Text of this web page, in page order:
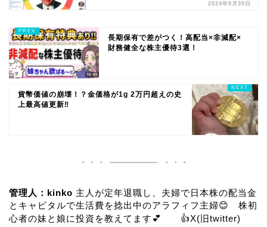
2024年9月30日
長期保有で差がつく！高配当×非減配×
財務健全な株主優待3選！
貨幣価値の崩壊！？金価格が1g 2万円超えの史
上最高値更新‼️
管理人：kinko 主人が定年退職し、夫婦で日本株の配当金
とキャピタルで生活費を捻出中のアラフィフ主婦😊 株初
心者の妹と娘に投資を教えてます💕 👍X(旧twitter)